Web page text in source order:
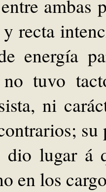
ambas
y recta
energía
no tuvo
ni
lugar á
en los